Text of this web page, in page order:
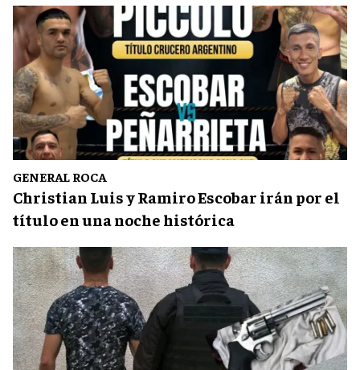
GENERAL ROCA
Christian Luis y Ramiro Escobar irán por el
título en una noche histórica